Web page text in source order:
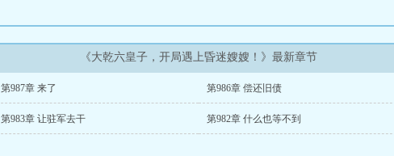
《大乾六皇子，开局遇上昏迷嫂嫂！》最新章节
第987章 来了 第986章 偿还旧债
第983章 让驻军去干 第982章 什么也等不到